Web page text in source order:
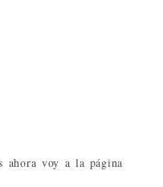
ahora voy a la página